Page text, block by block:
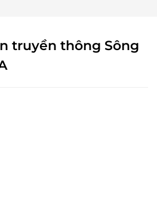
truyền thông Sông